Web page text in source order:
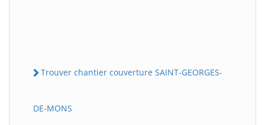
Trouver chantier couverture SAINT-GEORGES-
DE-MONS